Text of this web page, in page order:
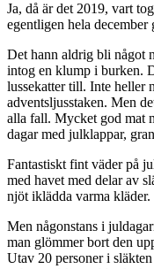
Ja, då är det 2019, vart
egentligen hela
Det hann aldrig bli något
intog en klump i burken.
lussekatter till. Inte heller
adventsljusstaken. Men
alla fall. Mycket god mat
dagar med julklappar,
Fantastiskt fint väder på
med havet med delar av
njöt iklädda varma kläder.
Men någonstans i
man glömmer bort den
Utav 20 personer i